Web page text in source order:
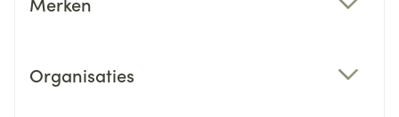
Organisaties